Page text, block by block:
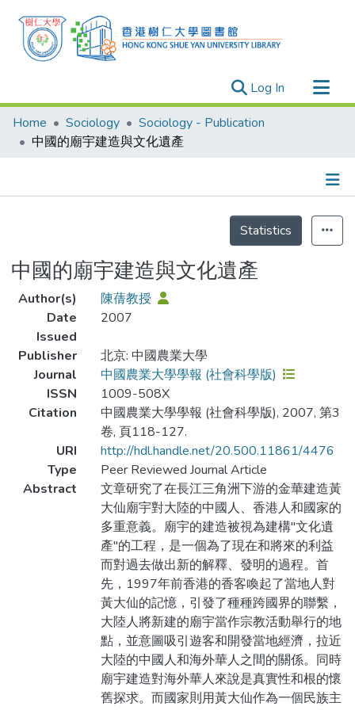
Log In (current)
Research Outputs
Researchers
Projects
Home Sociology
Sociology - Publication
中國的廟宇建造與文化遺產
Statistics
中國的廟宇建造與文化遺產
Author(s)
陳蒨教授
Date
Issued
2007
Publisher
北京: 中國農業大學
Journal
中國農業大學學報 (社會科學版)
ISSN
1009-508X
Citation
中國農業大學學報 (社會科學版), 2007, 第3
卷, 頁118-127.
URI
http://hdl.handle.net/20.500.11861/4476
Type
Peer Reviewed Journal Article
Abstract
文章研究了在長江三角洲下游的金華建造黃
大仙廟宇對大陸的中國人、香港人和國家的
多重意義。廟宇的建造被視為建構"文化遺
產"的工程，是一個為了現在和將來的利益
而對過去做出新的解釋、發明的過程。首
先，1997年前香港的香客喚起了當地人對
黃大仙的記憶，引發了種種跨國界的聯繫，
大陸人將新建的廟宇當作宗教活動舉行的地
點，並意圖吸引遊客和開發當地經濟，拉近
大陸的中國人和海外華人之間的關係。同時
廟宇建造對海外華人來說是真實性和根的懷
舊探求。而國家則用黃大仙作為一個民族主